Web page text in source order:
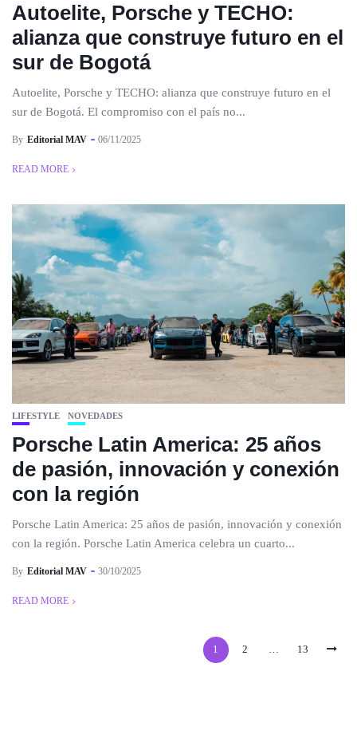
Autoelite, Porsche y TECHO:
alianza que construye futuro en el
sur de Bogotá
Autoelite, Porsche y TECHO: alianza que construye futuro en el
sur de Bogotá. El compromiso con el país no...
By Editorial MAV 06/11/2025
READ MORE
LIFESTYLE NOVEDADES
Porsche Latin America: 25 años
de pasión, innovación y conexión
con la región
Porsche Latin America: 25 años de pasión, innovación y conexión
con la región. Porsche Latin America celebra un cuarto...
By Editorial MAV 30/10/2025
READ MORE
1 2 … 13